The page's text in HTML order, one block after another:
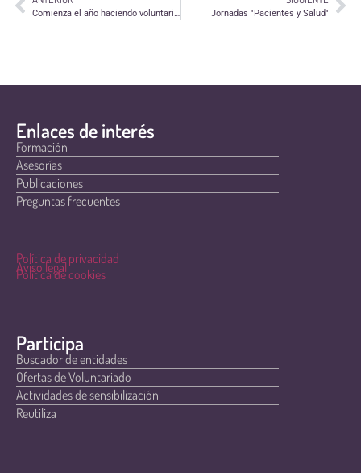
Comienza el año haciendo voluntariado Jornadas "Pacientes y Salud"
Enlaces de interés
Formación
Asesorías
Publicaciones
Preguntas frecuentes
Política de privacidad
Aviso legal
Política de cookies
Participa
Buscador de entidades
Ofertas de Voluntariado
Actividades de sensibilización
Reutiliza